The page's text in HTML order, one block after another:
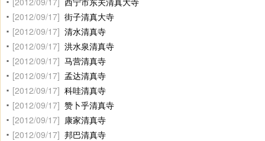
[2012/09/17] 街子清真大寺
[2012/09/17] 清水清真寺
[2012/09/17] 洪水泉清真寺
[2012/09/17] 马营清真寺
[2012/09/17] 孟达清真寺
[2012/09/17] 科哇清真寺
[2012/09/17] 赞卜乎清真寺
[2012/09/17] 康家清真寺
[2012/09/17] 邦巴清真寺